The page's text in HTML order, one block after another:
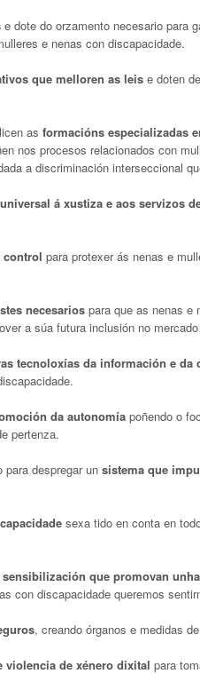
e dote do orzamento necesario para
e nenas con discapacidade.
que melloren as leis e doten
as formacións especializadas
nos procesos relacionados con
a discriminación interseccional
á xustiza e aos servizos
control para protexer ás nenas e
necesarios para que as nenas e
a súa futura inclusión no
tecnoloxías da información e da
da autonomíapoñendo o
pertenza.
despregar un sistema que
sexa tido en conta en
sensibilización que promovan
con discapacidade queremos
, creando órganos e medidas
de xénero dixital para